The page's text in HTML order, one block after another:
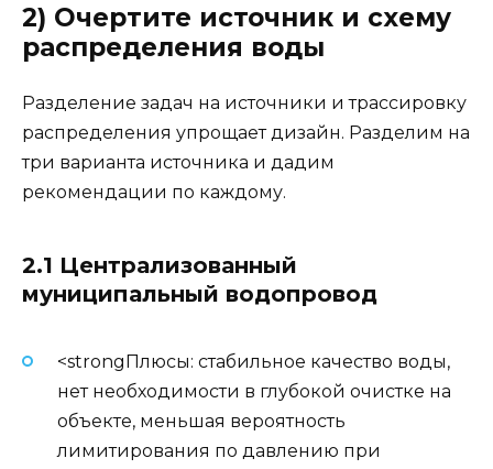
2) Очертите источник и схему
распределения воды
Разделение задач на источники и трассировку
распределения упрощает дизайн. Разделим на
три варианта источника и дадим
рекомендации по каждому.
2.1 Централизованный
муниципальный водопровод
<strongПлюсы: стабильное качество воды,
нет необходимости в глубокой очистке на
объекте, меньшая вероятность
лимитирования по давлению при